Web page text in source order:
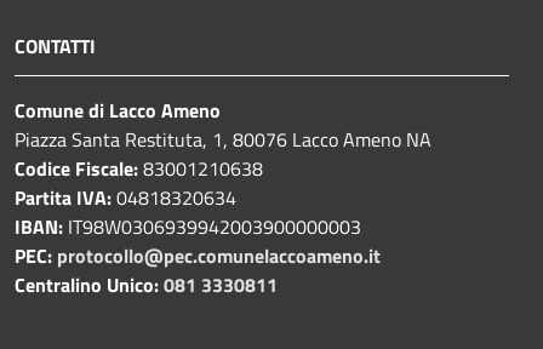
CONTATTI
Comune di Lacco Ameno
Piazza Santa Restituta, 1, 80076 Lacco Ameno NA
Codice Fiscale:83001210638
Partita IVA:04818320634
IBAN: IT98W0306939942003900000003
PEC: protocollo@pec.comunelaccoameno.it
Centralino Unico:081 3330811